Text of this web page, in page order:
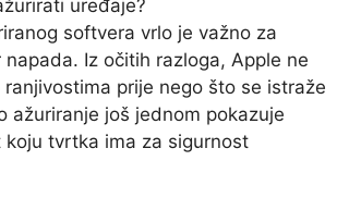
uređaje?
softvera vrlo je važno za
Iz očitih razloga, Apple ne
prije nego što se istraže
ažuriranje još jednom pokazuje
koju tvrtka ima za sigurnost